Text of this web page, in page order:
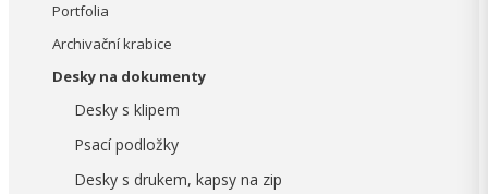
Portfolia
Archivační krabice
Desky na dokumenty
Desky s klipem
Psací podložky
Desky s drukem, kapsy na zip